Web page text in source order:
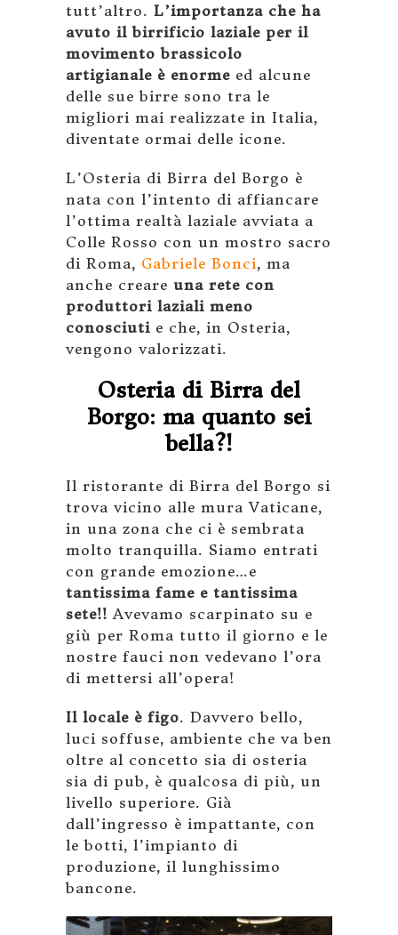
tutt’altro. L’importanza che ha
avuto il birrificio laziale per il
movimento brassicolo
artigianale è enorme ed alcune
delle sue birre sono tra le
migliori mai realizzate in Italia,
diventate ormai delle icone.
L’Osteria di Birra del Borgo è
nata con l’intento di affiancare
l’ottima realtà laziale avviata a
Colle Rosso con un mostro sacro
di Roma, Gabriele Bonci, ma
anche creare una rete con
produttori laziali meno
conosciuti e che, in Osteria,
vengono valorizzati.
Osteria di Birra del
Borgo: ma quanto sei
bella?!
Il ristorante di Birra del Borgo si
trova vicino alle mura Vaticane,
in una zona che ci è sembrata
molto tranquilla. Siamo entrati
con grande emozione…e
tantissima fame e tantissima
sete!! Avevamo scarpinato su e
giù per Roma tutto il giorno e le
nostre fauci non vedevano l’ora
di mettersi all’opera!
Il locale è figo. Davvero bello,
luci soffuse, ambiente che va ben
oltre al concetto sia di osteria
sia di pub, è qualcosa di più, un
livello superiore. Già
dall’ingresso è impattante, con
le botti, l’impianto di
produzione, il lunghissimo
bancone.